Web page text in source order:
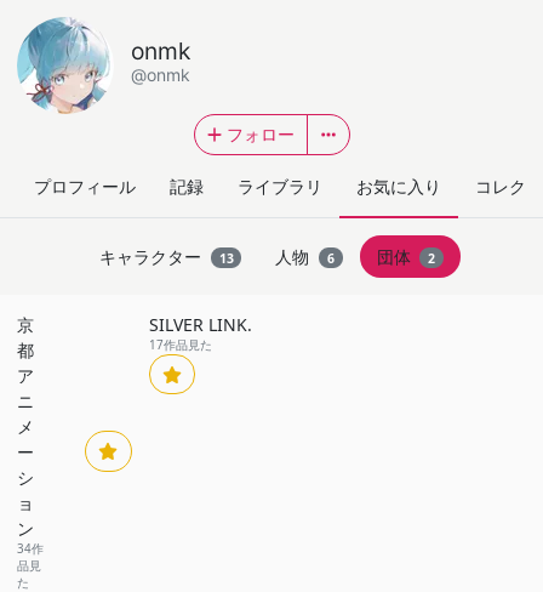
onmk
@onmk
フォロー
プロフィール 記録 ライブラリ お気に入り コレク
キャラクター 13 人物 6 団体 2
京
都
ア
ニ
メ
ー
シ
ョ
ン
34作
品見
た
SILVER LINK.
17作品見た